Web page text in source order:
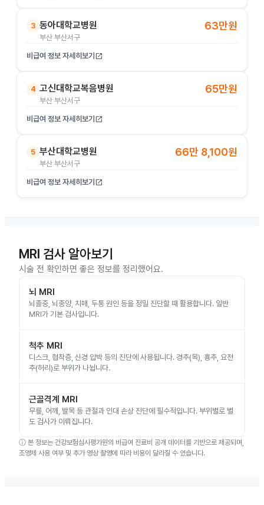
3 동아대학교병원
부산 부산서구
63만원
비급여 정보 자세히보기 open_in_new
4 고신대학교복음병원
부산 부산서구
65만원
비급여 정보 자세히보기 open_in_new
5 부산대학교병원
부산 부산서구
66만 8,100원
비급여 정보 자세히보기 open_in_new
MRI 검사 알아보기
시술 전 확인하면 좋은 정보를 정리했어요.
뇌 MRI
뇌졸중, 뇌종양, 치매, 두통 원인 등을 정밀 진단할 때 활용합니다. 일반
MRI가 기본 검사입니다.
척추 MRI
디스크, 협착증, 신경 압박 등의 진단에 사용됩니다. 경추(목), 흉추, 요천
추(허리)로 부위가 나뉩니다.
근골격계 MRI
무릎, 어깨, 발목 등 관절과 인대 손상 진단에 필수적입니다. 부위별로 별
도 검사가 이뤄집니다.
ⓘ 본 정보는 건강보험심사평가원의 비급여 진료비 공개 데이터를 기반으로 제공되며,
조영제 사용 여부 및 추가 영상 촬영에 따라 비용이 달라질 수 있습니다.